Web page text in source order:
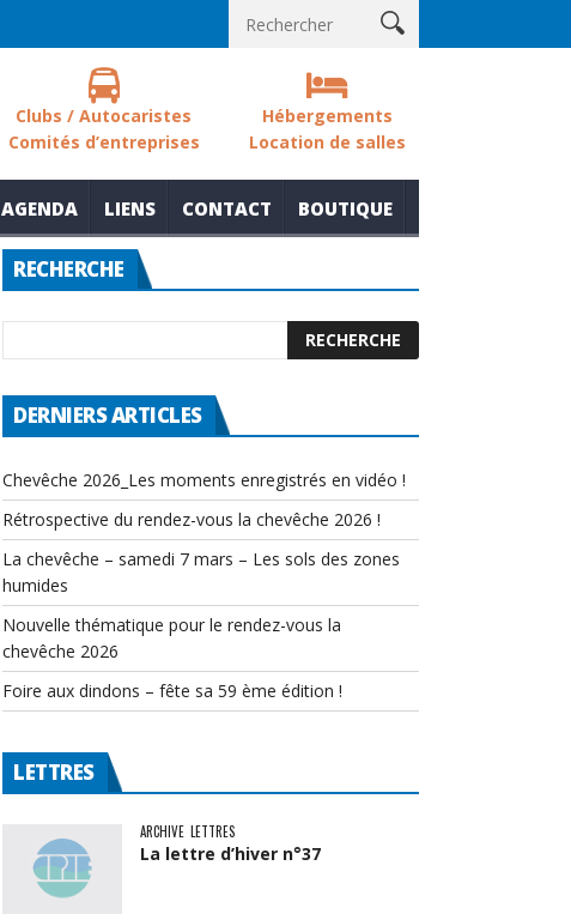
Nouvelle thématique pour le rendez-
Clubs / Autocaristes
Comités d’entreprises
Hébergements
Location de salles
AGENDA LIENS CONTACT BOUTIQUE
RECHERCHE
DERNIERS ARTICLES
Chevêche 2026_Les moments enregistrés en vidéo !
Rétrospective du rendez-vous la chevêche 2026 !
La chevêche – samedi 7 mars – Les sols des zones
humides
Nouvelle thématique pour le rendez-vous la
chevêche 2026
Foire aux dindons – fête sa 59 ème édition !
LETTRES
ARCHIVE LETTRES
La lettre d’hiver n°37